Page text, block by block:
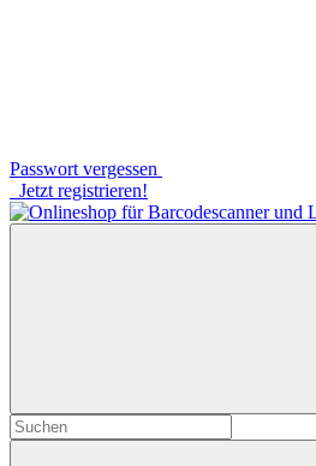
Passwort vergessen
Jetzt registrieren!